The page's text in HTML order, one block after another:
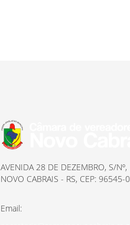
AVENIDA 28 DE DEZEMBRO, S/Nº,
NOVO CABRAIS - RS, CEP: 96545-
Email: